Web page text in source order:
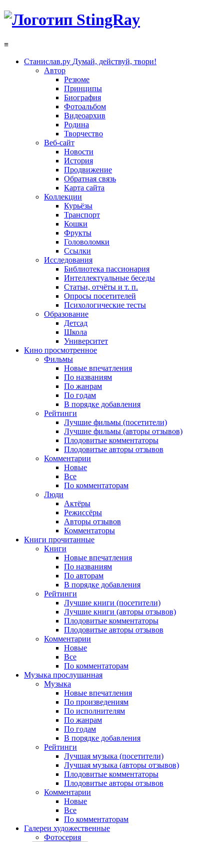
≡
Станислав.ру Думай, действуй, твори!
Автор
Резюме
Принципы
Биография
Фотоальбом
Видеоархив
Родина
Творчество
Веб-сайт
Новости
История
Продвижение
Обратная связь
Карта сайта
Коллекции
Курьёзы
Транспорт
Кошки
Фрукты
Головоломки
Ссылки
Исследования
Библиотека пассионария
Интеллектуальные беседы
Статьи, отчёты и т. п.
Опросы посетителей
Психологические тесты
Образование
Детсад
Школа
Университет
Кино просмотренное
Фильмы
Новые впечатления
По названиям
По жанрам
По годам
В порядке добавления
Рейтинги
Лучшие фильмы (посетители)
Лучшие фильмы (авторы отзывов)
Плодовитые комментаторы
Плодовитые авторы отзывов
Комментарии
Новые
Все
По комментаторам
Люди
Актёры
Режиссёры
Авторы отзывов
Комментаторы
Книги прочитанные
Книги
Новые впечатления
По названиям
По авторам
В порядке добавления
Рейтинги
Лучшие книги (посетители)
Лучшие книги (авторы отзывов)
Плодовитые комментаторы
Плодовитые авторы отзывов
Комментарии
Новые
Все
По комментаторам
Музыка прослушанная
Музыка
Новые впечатления
По произведениям
По исполнителям
По жанрам
По годам
В порядке добавления
Рейтинги
Лучшая музыка (посетители)
Лучшая музыка (авторы отзывов)
Плодовитые комментаторы
Плодовитые авторы отзывов
Комментарии
Новые
Все
По комментаторам
Галереи художественные
Фотосерия